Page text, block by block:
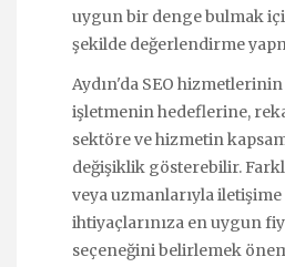
uygun bir denge bulmak
şekilde değerlendirme
Aydın'da SEO
işletmenin hedeflerine,
sektöre ve hizmetin
değişiklik gösterebilir.
veya uzmanlarıyla
ihtiyaçlarınıza en uygun
seçeneğini belirlemek